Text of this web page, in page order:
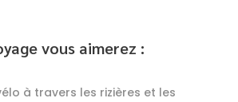
vous aimerez :
à travers les rizières et les